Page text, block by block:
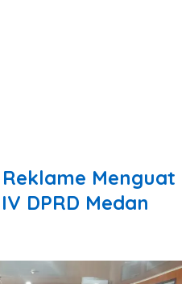
Menguat
DPRD Medan